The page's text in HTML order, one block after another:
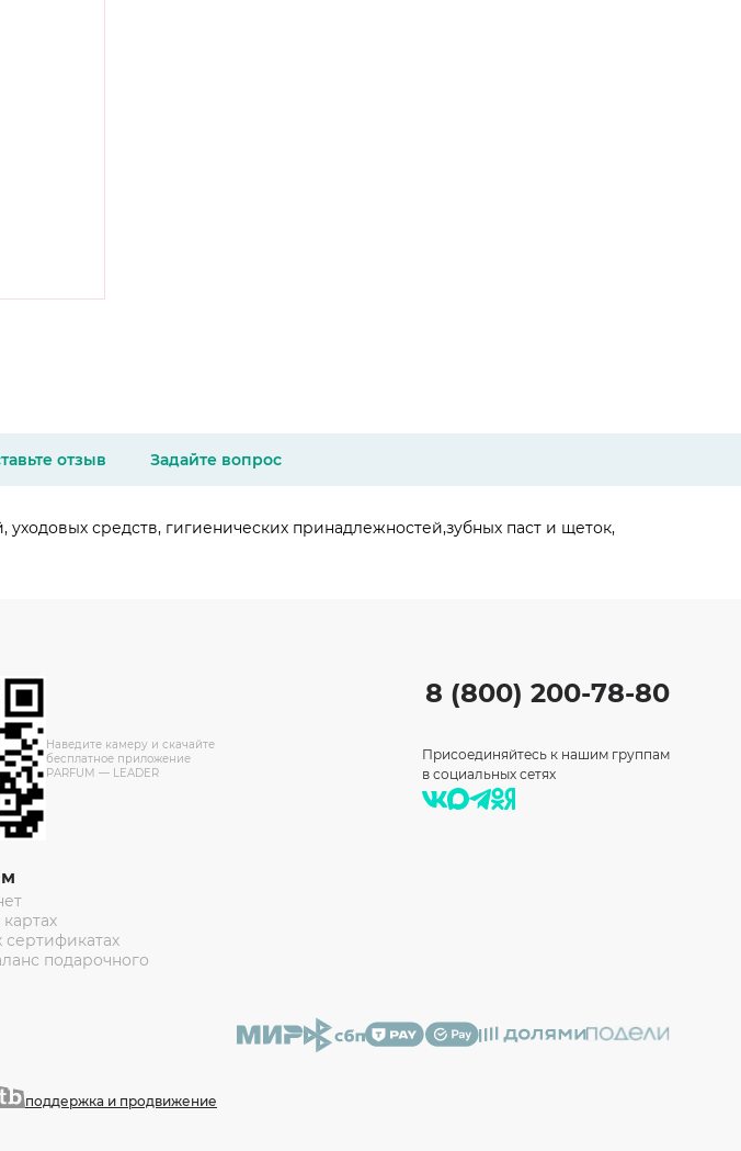
отзыв Задайте вопрос
средств, гигиенических принадлежностей,зубных паст и щеток,
Наведите камеру и скачайте
бесплатное приложение
PARFUM — LEADER
подарочного
8 (800) 200-78-80
Присоединяйтесь к нашим группам
в социальных сетях
поддержка и продвижение